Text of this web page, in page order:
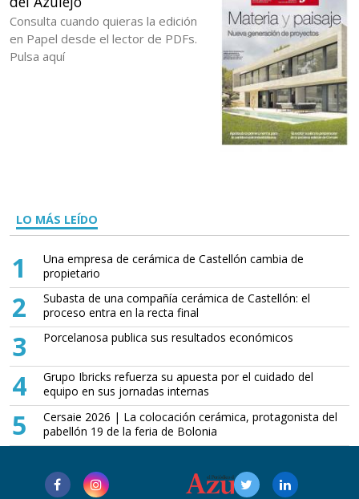
Consulta cuando quieras la edición
en Papel desde el lector de PDFs.
Pulsa aquí
LO MÁS LEÍDO
1
Una empresa de cerámica de Castellón cambia de
propietario
2
Subasta de una compañía cerámica de Castellón: el
proceso entra en la recta final
3 Porcelanosa publica sus resultados económicos
4
Grupo Ibricks refuerza su apuesta por el cuidado del
equipo en sus jornadas internas
5
Cersaie 2026 | La colocación cerámica, protagonista del
pabellón 19 de la feria de Bolonia